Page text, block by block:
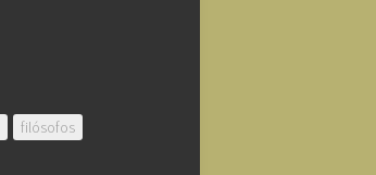
filósofos